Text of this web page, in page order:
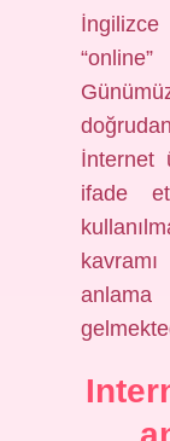
İnternet
ifade